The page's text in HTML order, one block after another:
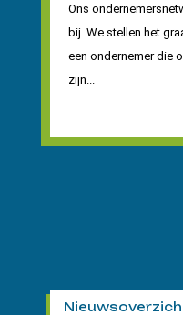
Ons
bij. We stellen het
een ondernemer die
zijn...